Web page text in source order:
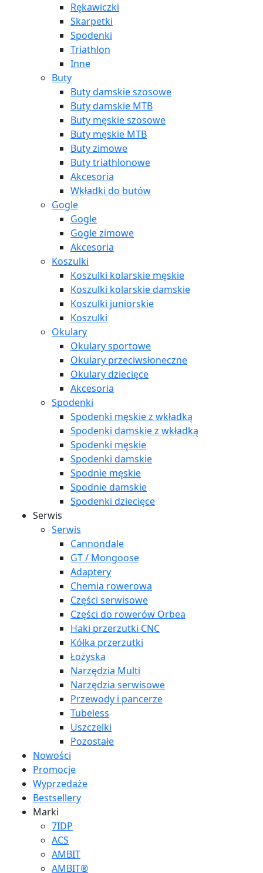
Rękawiczki
Skarpetki
Spodenki
Triathlon
Inne
Buty
Buty damskie szosowe
Buty damskie MTB
Buty męskie szosowe
Buty męskie MTB
Buty zimowe
Buty triathlonowe
Akcesoria
Wkładki do butów
Gogle
Gogle
Gogle zimowe
Akcesoria
Koszulki
Koszulki kolarskie męskie
Koszulki kolarskie damskie
Koszulki juniorskie
Koszulki
Okulary
Okulary sportowe
Okulary przeciwsłoneczne
Okulary dziecięce
Akcesoria
Spodenki
Spodenki męskie z wkładką
Spodenki damskie z wkładką
Spodenki męskie
Spodenki damskie
Spodnie męskie
Spodnie damskie
Spodenki dziecięce
Serwis
Serwis
Cannondale
GT / Mongoose
Adaptery
Chemia rowerowa
Części serwisowe
Części do rowerów Orbea
Haki przerzutki CNC
Kółka przerzutki
Łożyska
Narzędzia Multi
Narzędzia serwisowe
Przewody i pancerze
Tubeless
Uszczelki
Pozostałe
Nowości
Promocje
Wyprzedaże
Bestsellery
Marki
7IDP
ACS
AMBIT
AMBIT®